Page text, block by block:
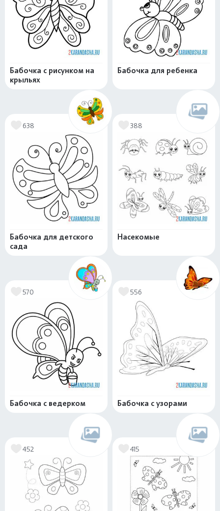
Бабочка с рисунком на
крыльях
Бабочка для ребенка
638
Бабочка для детского
сада
388
Насекомые
570
Бабочка с ведерком
556
Бабочка с узорами
452 415